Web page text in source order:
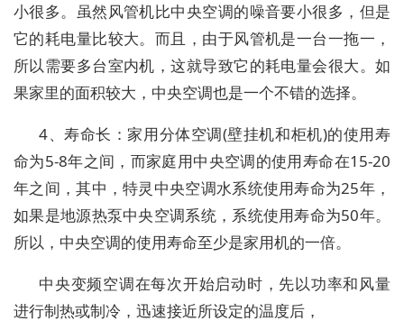
小很多。虽然风管机比中央空调的噪音要小很多，但是
它的耗电量比较大。而且，由于风管机是一台一拖一，
所以需要多台室内机，这就导致它的耗电量会很大。如
果家里的面积较大，中央空调也是一个不错的选择。
4、寿命长：家用分体空调(壁挂机和柜机)的使用寿
命为5-8年之间，而家庭用中央空调的使用寿命在15-20
年之间，其中，特灵中央空调水系统使用寿命为25年，
如果是地源热泵中央空调系统，系统使用寿命为50年。
所以，中央空调的使用寿命至少是家用机的一倍。
中央变频空调在每次开始启动时，先以功率和风量
进行制热或制冷，迅速接近所设定的温度后，